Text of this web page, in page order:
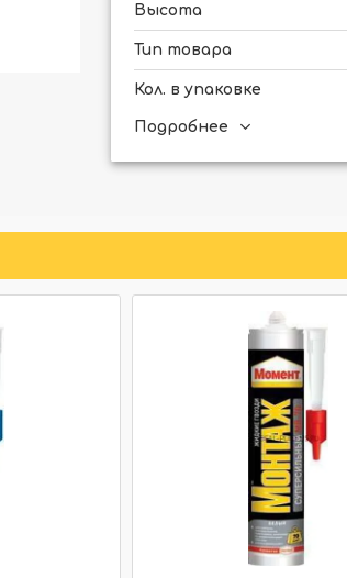
Высота
Тип товара
Кол. в упаковке
Для скрытого освещения
Подробнее